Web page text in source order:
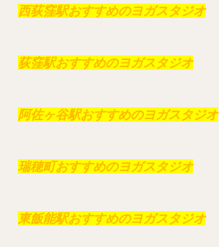
西荻窪駅おすすめのヨガスタジオ
荻窪駅おすすめのヨガスタジオ
阿佐ヶ谷駅おすすめのヨガスタジオ
瑞穂町おすすめのヨガスタジオ
東飯能駅おすすめのヨガスタジオ